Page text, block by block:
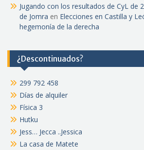
Jugando con los resultados de CyL de
de Jomra en Elecciones en Castilla y
hegemonía de la derecha
¿Descontinuados?
299 792 458
Días de alquiler
Física 3
Hutku
Jess… Jecca ..Jessica
La casa de Matete